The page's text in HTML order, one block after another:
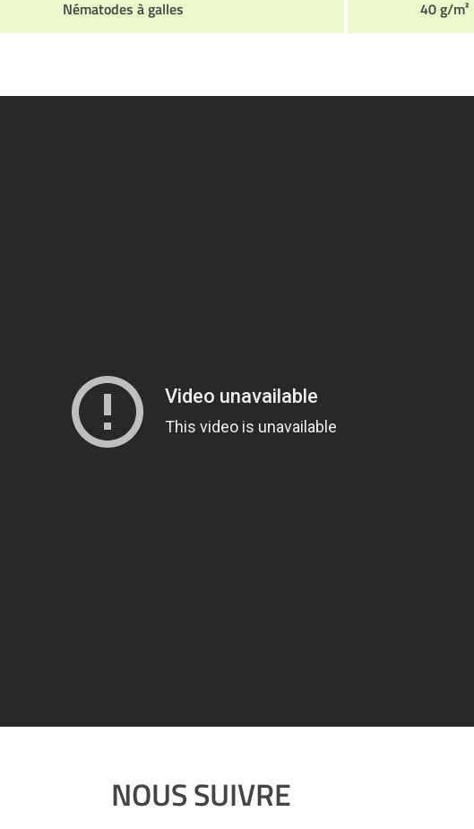
Nématodes à galles 40 g/m²
NOUS SUIVRE